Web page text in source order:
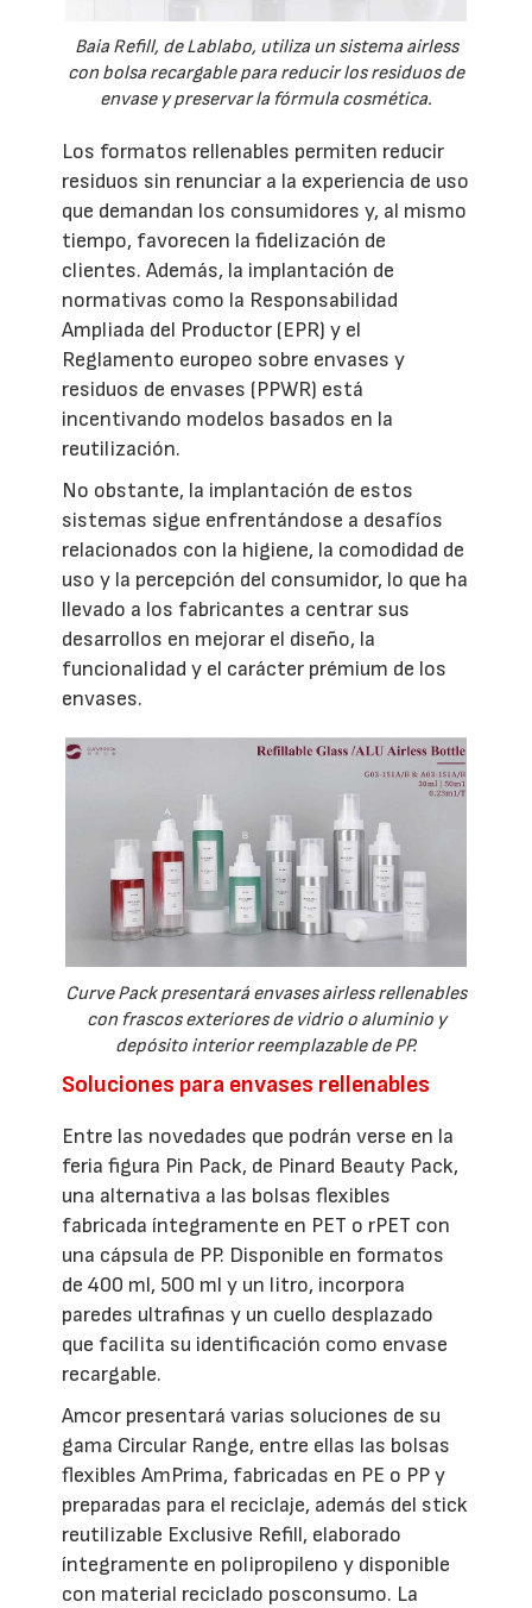
Baia Refill, de Lablabo, utiliza un sistema airless
con bolsa recargable para reducir los residuos de
envase y preservar la fórmula cosmética.
Los formatos rellenables permiten reducir
residuos sin renunciar a la experiencia de uso
que demandan los consumidores y, al mismo
tiempo, favorecen la fidelización de
clientes. Además, la implantación de
normativas como la Responsabilidad
Ampliada del Productor (EPR) y el
Reglamento europeo sobre envases y
residuos de envases (PPWR) está
incentivando modelos basados en la
reutilización.
No obstante, la implantación de estos
sistemas sigue enfrentándose a desafíos
relacionados con la higiene, la comodidad de
uso y la percepción del consumidor, lo que ha
llevado a los fabricantes a centrar sus
desarrollos en mejorar el diseño, la
funcionalidad y el carácter prémium de los
envases.
Curve Pack presentará envases airless rellenables
con frascos exteriores de vidrio o aluminio y
depósito interior reemplazable de PP.
Soluciones para envases rellenables
Entre las novedades que podrán verse en la
feria figura Pin Pack, de Pinard Beauty Pack,
una alternativa a las bolsas flexibles
fabricada íntegramente en PET o rPET con
una cápsula de PP. Disponible en formatos
de 400 ml, 500 ml y un litro, incorpora
paredes ultrafinas y un cuello desplazado
que facilita su identificación como envase
recargable.
Amcor presentará varias soluciones de su
gama Circular Range, entre ellas las bolsas
flexibles AmPrima, fabricadas en PE o PP y
preparadas para el reciclaje, además del stick
reutilizable Exclusive Refill, elaborado
íntegramente en polipropileno y disponible
con material reciclado posconsumo. La